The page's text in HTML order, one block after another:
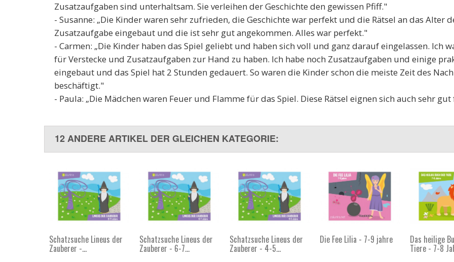
Zusatzaufgaben sind unterhaltsam. Sie verleihen der Geschichte den gewissen Pfiff."
- Susanne: „Die Kinder waren sehr zufrieden, die Geschichte war perfekt und die Rätsel an das Alter
Zusatzaufgabe eingebaut und die ist sehr gut angekommen. Alles war perfekt."
- Carmen: „Die Kinder haben das Spiel geliebt und haben sich voll und ganz darauf eingelassen. Ich
für Verstecke und Zusatzaufgaben zur Hand zu haben. Ich habe noch Zusatzaufgaben und einige
eingebaut und das Spiel hat 2 Stunden gedauert. So waren die Kinder schon die meiste Zeit des
beschäftigt."
- Paula: „Die Mädchen waren Feuer und Flamme für das Spiel. Diese Rätsel eignen sich auch sehr
12 ANDERE ARTIKEL DER GLEICHEN KATEGORIE:
Schatzsuche Lineus der
Zauberer -...
Schatzsuche Lineus der
Zauberer - 6-7...
Schatzsuche Lineus der
Zauberer - 4-5...
Die Fee Lilia - 7-9 jahre Das heilige
Tiere - 7-8